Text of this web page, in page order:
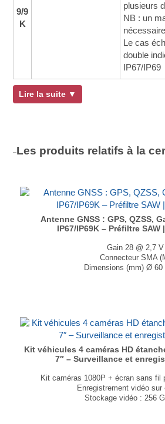
9/9
K
plusieurs
NB : un
Le cas
double
IP67/IP69
Lire la suite ▼
Les produits relatifs à la
Antenne GNSS : GPS, QZSS,
IP67/IP69K – Préfiltre SAW
Gain 28 @ 2,7 V
Connecteur SMA
Dimensions (mm) Ø 60
Kit véhicules 4 caméras HD
7″ – Surveillance et
Kit caméras 1080P + écran sans fil
Enregistrement vidéo sur
Stockage vidéo : 256